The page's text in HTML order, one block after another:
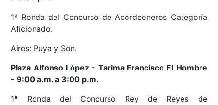
1ª Ronda del Concurso de Acordeoneros Categoría
Aficionado.
Aires: Puya y Son.
Plaza Alfonso López - Tarima Francisco El Hombre
- 9:00 a.m. a 3:00 p.m.
1ª Ronda del Concurso Rey de Reyes de